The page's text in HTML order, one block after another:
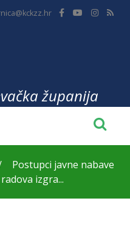
županija
Postupci javne nabave
izgra...